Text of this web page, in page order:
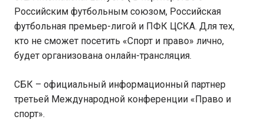
Российским футбольным союзом, Российская
футбольная премьер-лигой и ПФК ЦСКА. Для тех,
кто не сможет посетить «Спорт и право» лично,
будет организована онлайн-трансляция.
СБК – официальный информационный партнер
третьей Международной конференции «Право и
спорт».